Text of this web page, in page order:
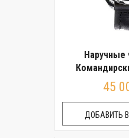
Наручные
45
ДОБАВИТЬ